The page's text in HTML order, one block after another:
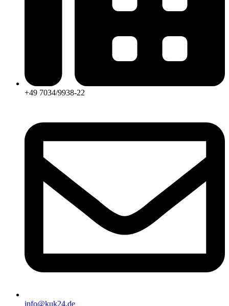
+49 7034/9938-22
info@kuk24.de